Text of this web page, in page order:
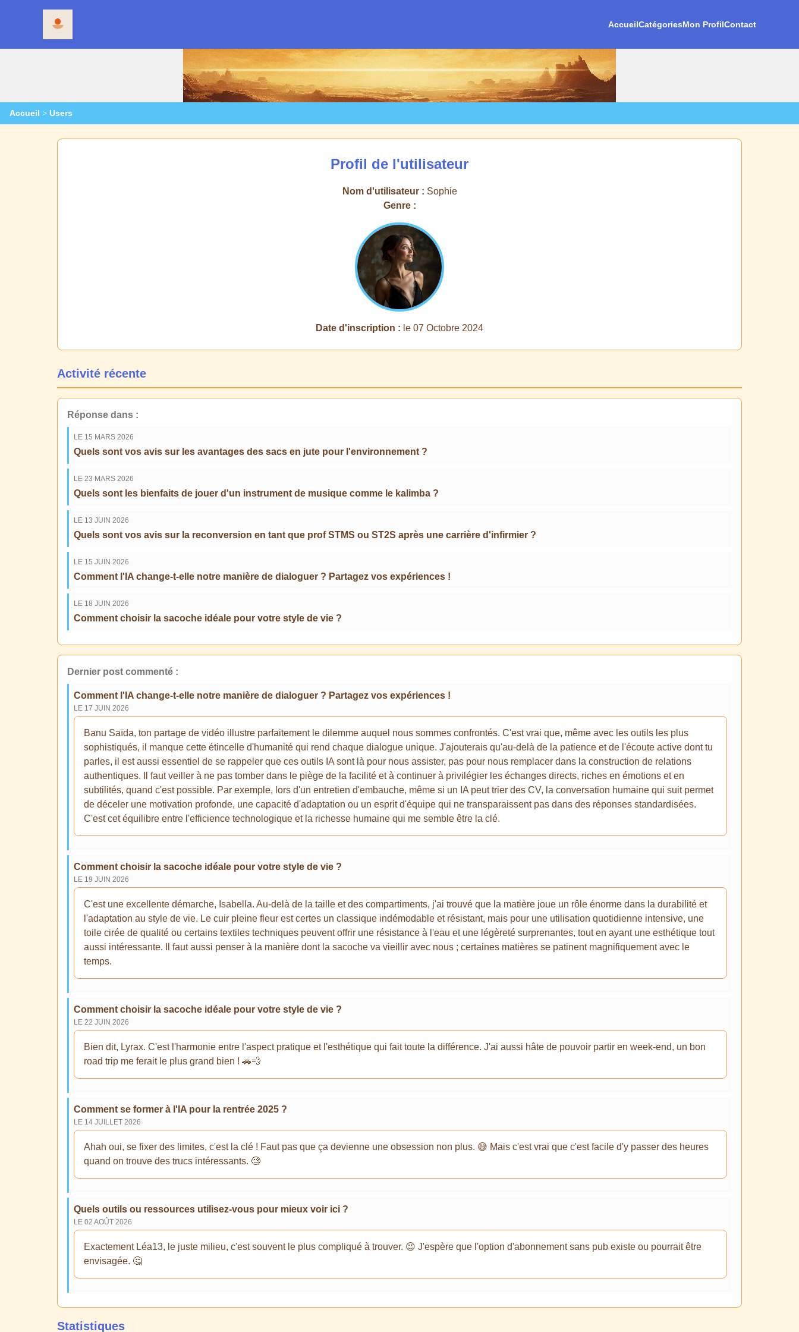
AccueilCatégoriesMon ProfilContact
Accueil > Users
Profil de l'utilisateur
Nom d'utilisateur : Sophie
Genre :
Date d'inscription : le 07 Octobre 2024
Activité récente
Réponse dans :
LE 15 MARS 2026
Quels sont vos avis sur les avantages des sacs en jute pour l'environnement ?
LE 23 MARS 2026
Quels sont les bienfaits de jouer d'un instrument de musique comme le kalimba ?
LE 13 JUIN 2026
Quels sont vos avis sur la reconversion en tant que prof STMS ou ST2S après une carrière d'infirmier ?
LE 15 JUIN 2026
Comment l'IA change-t-elle notre manière de dialoguer ? Partagez vos expériences !
LE 18 JUIN 2026
Comment choisir la sacoche idéale pour votre style de vie ?
Dernier post commenté :
Comment l'IA change-t-elle notre manière de dialoguer ? Partagez vos expériences !
LE 17 JUIN 2026
Banu Saïda, ton partage de vidéo illustre parfaitement le dilemme auquel nous sommes confrontés. C'est vrai que, même avec les outils les plus
sophistiqués, il manque cette étincelle d'humanité qui rend chaque dialogue unique. J'ajouterais qu'au-delà de la patience et de l'écoute active dont tu
parles, il est aussi essentiel de se rappeler que ces outils IA sont là pour nous assister, pas pour nous remplacer dans la construction de relations
authentiques. Il faut veiller à ne pas tomber dans le piège de la facilité et à continuer à privilégier les échanges directs, riches en émotions et en
subtilités, quand c'est possible. Par exemple, lors d'un entretien d'embauche, même si un IA peut trier des CV, la conversation humaine qui suit permet
de déceler une motivation profonde, une capacité d'adaptation ou un esprit d'équipe qui ne transparaissent pas dans des réponses standardisées.
C'est cet équilibre entre l'efficience technologique et la richesse humaine qui me semble être la clé.
Comment choisir la sacoche idéale pour votre style de vie ?
LE 19 JUIN 2026
C'est une excellente démarche, Isabella. Au-delà de la taille et des compartiments, j'ai trouvé que la matière joue un rôle énorme dans la durabilité et
l'adaptation au style de vie. Le cuir pleine fleur est certes un classique indémodable et résistant, mais pour une utilisation quotidienne intensive, une
toile cirée de qualité ou certains textiles techniques peuvent offrir une résistance à l'eau et une légèreté surprenantes, tout en ayant une esthétique tout
aussi intéressante. Il faut aussi penser à la manière dont la sacoche va vieillir avec nous ; certaines matières se patinent magnifiquement avec le
temps.
Comment choisir la sacoche idéale pour votre style de vie ?
LE 22 JUIN 2026
Bien dit, Lyrax. C'est l'harmonie entre l'aspect pratique et l'esthétique qui fait toute la différence. J'ai aussi hâte de pouvoir partir en week-end, un bon
road trip me ferait le plus grand bien ! 🚗💨
Comment se former à l'IA pour la rentrée 2025 ?
LE 14 JUILLET 2026
Ahah oui, se fixer des limites, c'est la clé ! Faut pas que ça devienne une obsession non plus. 😅 Mais c'est vrai que c'est facile d'y passer des heures
quand on trouve des trucs intéressants. 🧐
Quels outils ou ressources utilisez-vous pour mieux voir ici ?
LE 02 AOÛT 2026
Exactement Léa13, le juste milieu, c'est souvent le plus compliqué à trouver. 😉 J'espère que l'option d'abonnement sans pub existe ou pourrait être
envisagée. 🤔
Statistiques